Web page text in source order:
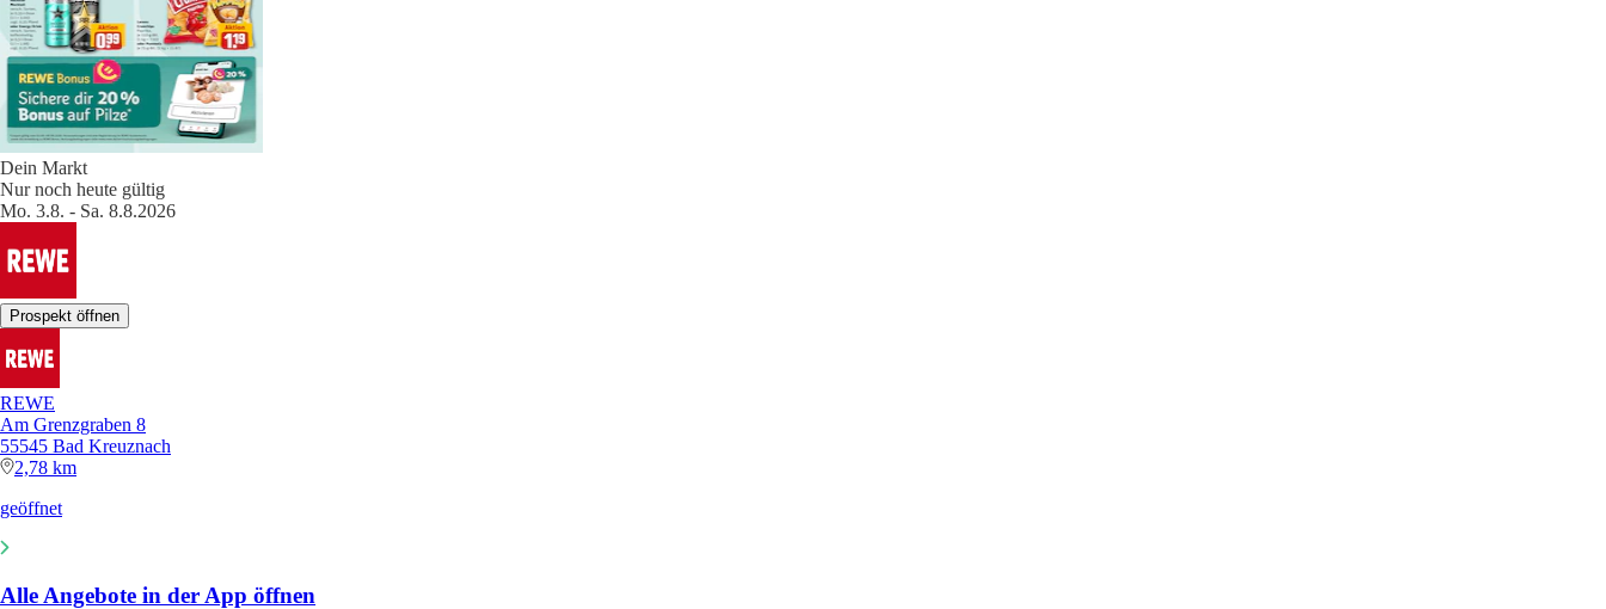
Dein Markt
Nur noch heute gültig
Mo. 3.8. - Sa. 8.8.2026
Prospekt öffnen
REWE
Am Grenzgraben 8
55545 Bad Kreuznach
2,78 km
geöffnet
Alle Angebote in der App öffnen